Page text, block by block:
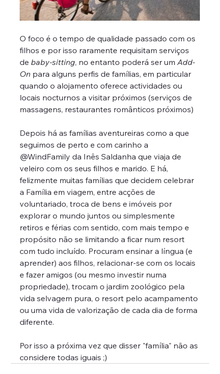
O foco é o tempo de qualidade passado com os
filhos e por isso raramente requisitam serviços
de baby-sitting, no entanto poderá ser um Add-
On para alguns perfis de famílias, em particular
quando o alojamento oferece actividades ou
locais nocturnos a visitar próximos (serviços de
massagens, restaurantes românticos próximos)
Depois há as famílias aventureiras como a que
seguimos de perto e com carinho a
@WindFamily da Inês Saldanha que viaja de
veleiro com os seus filhos e marido. E há,
felizmente muitas famílias que decidem celebrar
a Família em viagem, entre acções de
voluntariado, troca de bens e imóveis por
explorar o mundo juntos ou simplesmente
retiros e férias com sentido, com mais tempo e
propósito não se limitando a ficar num resort
com tudo incluído. Procuram ensinar a língua (e
aprender) aos filhos, relacionar-se com os locais
e fazer amigos (ou mesmo investir numa
propriedade), trocam o jardim zoológico pela
vida selvagem pura, o resort pelo acampamento
ou uma vida de valorização de cada dia de forma
diferente.
Por isso a próxima vez que disser "família" não as
considere todas iguais ;)